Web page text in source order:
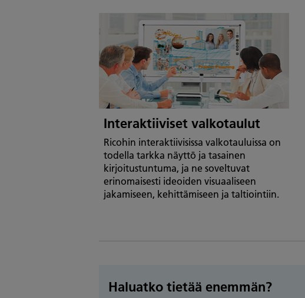
Interaktiiviset valkotaulut
Ricohin interaktiivisissa valkotauluissa on
todella tarkka näyttö ja tasainen
kirjoitustuntuma, ja ne soveltuvat
erinomaisesti ideoiden visuaaliseen
jakamiseen, kehittämiseen ja taltiointiin.
Haluatko tietää enemmän?